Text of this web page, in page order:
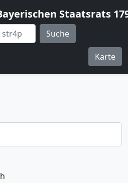
Staatsrats
Suche
Karte